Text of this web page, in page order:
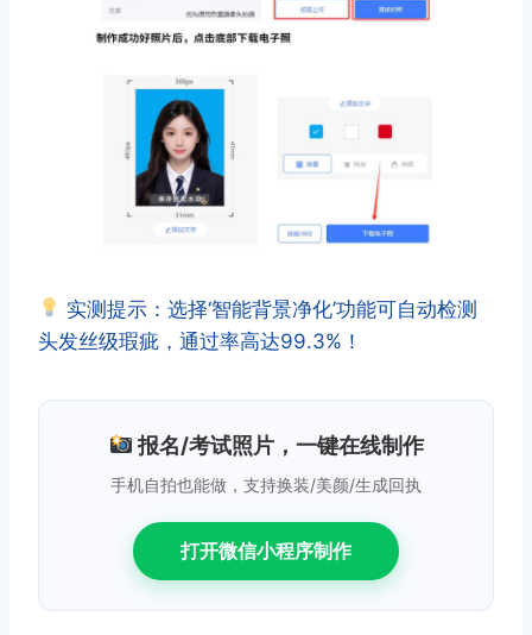
实测提示：选择‘智能背景净化’功能可自动检测
头发丝级瑕疵，通过率高达99.3%！
报名/考试照片，一键在线制作
手机自拍也能做，支持换装/美颜/生成回执
打开微信小程序制作